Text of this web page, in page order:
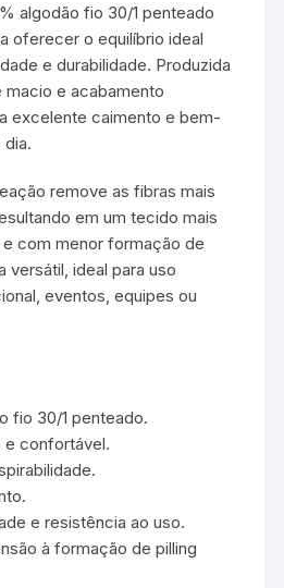
algodão fio 30/1 penteado
oferecer o equilíbrio ideal
e durabilidade. Produzida
e acabamento
excelente caimento e bem-
remove as fibras mais
em um tecido mais
com menor formação de
versátil, ideal para uso
eventos, equipes ou
fio 30/1 penteado.
e confortável.
e resistência ao uso.
à formação de pilling